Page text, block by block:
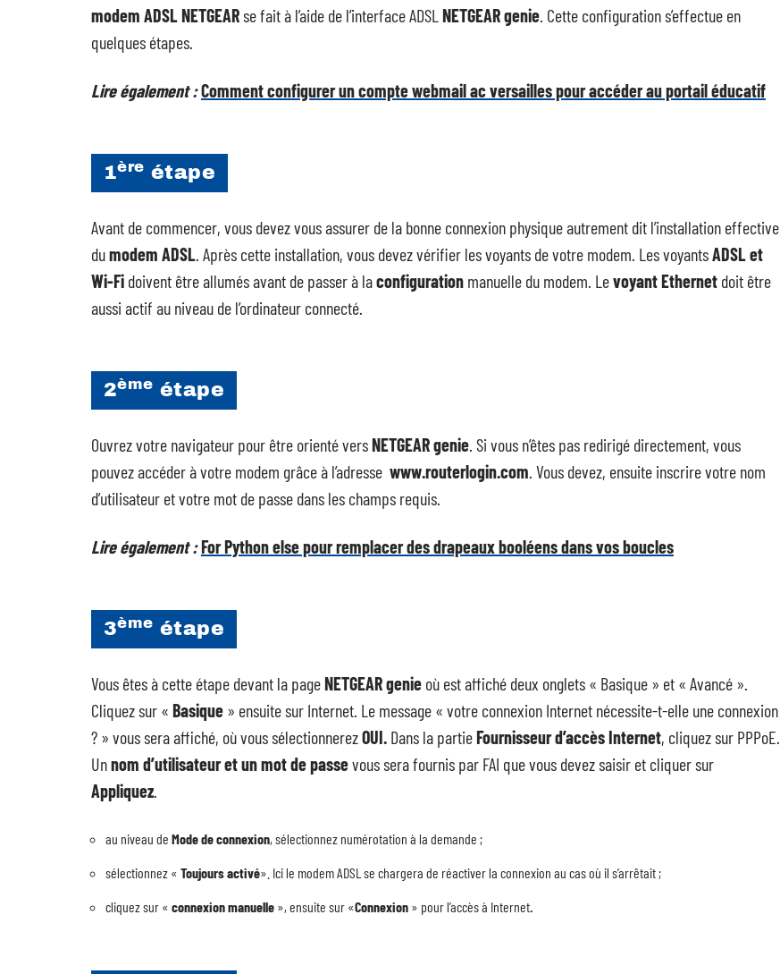
modem ADSL NETGEARse fait à l’aide de l’interface ADSLNETGEAR genie. Cette configuration s’effectue en
quelques étapes.
Lire également :Comment configurer un compte webmail ac versailles pour accéder au portail éducatif
1ère étape
Avant de commencer, vous devez vous assurer de la bonne connexion physique autrement dit l’installation effective
dumodem ADSL. Après cette installation, vous devez vérifier les voyants de votre modem. Les voyantsADSL et
Wi-Fi doivent être allumés avant de passer à laconfiguration manuelle du modem. LevoyantEthernet doit être
aussi actif au niveau de l’ordinateur connecté.
2ème étape
Ouvrez votre navigateur pour être orienté versNETGEAR genie. Si vous n’êtes pas redirigé directement, vous
pouvez accéder à votre modem grâce à l’adresse www.routerlogin.com. Vous devez, ensuite inscrire votre nom
d’utilisateur et votre mot de passe dans les champs requis.
Lire également :For Python else pour remplacer des drapeaux booléens dans vos boucles
3ème étape
Vous êtes à cette étape devant la pageNETGEAR genie où est affiché deux onglets « Basique » et « Avancé ».
Cliquez sur « Basique » ensuite sur Internet. Le message « votre connexion Internet nécessite-t-elle une connexion
? » vous sera affiché, où vous sélectionnerezOUI. Dans la partieFournisseur d’accès Internet, cliquez sur PPPoE.
Unnom d’utilisateur et un mot de passevous sera fournis par FAI que vous devez saisir et cliquer sur
Appliquez.
au niveau de Mode de connexion, sélectionnez numérotation à la demande ;
sélectionnez « Toujours activé». Ici le modem ADSL se chargera de réactiver la connexion au cas où il s’arrêtait ;
cliquez sur « connexion manuelle », ensuite sur «Connexion » pour l’accès à Internet.